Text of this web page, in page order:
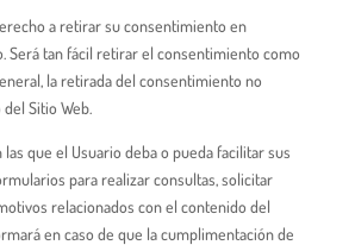
a retirar su consentimiento en
Será tan fácil retirar el consentimiento como
la retirada del consentimiento no
Sitio Web.
las que el Usuario deba o pueda facilitar sus
para realizar consultas, solicitar
relacionados con el contenido del
en caso de que la cumplimentación de